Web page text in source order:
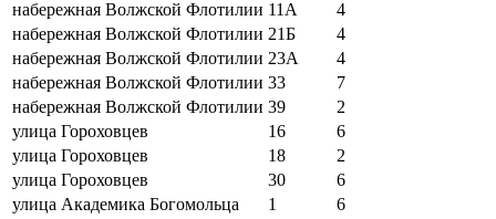
набережная Волжской Флотилии 11А
4
набережная Волжской Флотилии 21Б
4
набережная Волжской Флотилии 23А
4
набережная Волжской Флотилии 33
7
набережная Волжской Флотилии 39
2
улица Гороховцев
16
6
улица Гороховцев
18
2
улица Гороховцев
30
6
улица Академика Богомольца
1
6